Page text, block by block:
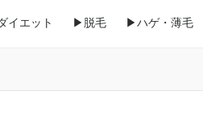
イエット ▶脱毛 ▶ハゲ・薄毛